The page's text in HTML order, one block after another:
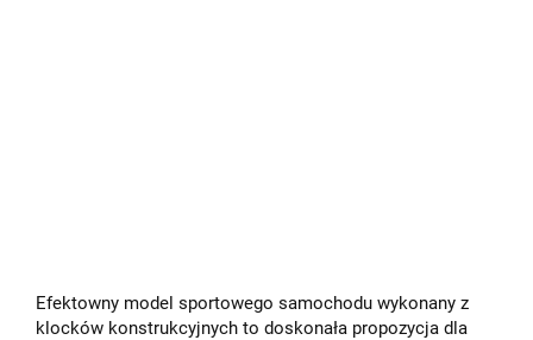
Efektowny model sportowego samochodu wykonany z
klocków konstrukcyjnych to doskonała propozycja dla